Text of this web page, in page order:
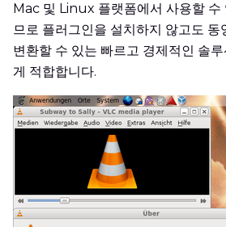
Mac 및 Linux 플랫폼에서 사용할 수
므로 플러그인을 설치하지 않고도 동
변환할 수 있는 빠르고 경제적인 솔
게 적합합니다.